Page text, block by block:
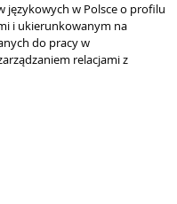
językowych w Polsce o profilu
i ukierunkowanym na
do pracy w
relacjami z